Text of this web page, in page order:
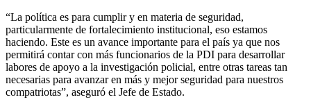
“La política es para cumplir y en materia de seguridad,
particularmente de fortalecimiento institucional, eso estamos
haciendo. Este es un avance importante para el país ya que nos
permitirá contar con más funcionarios de la PDI para desarrollar
labores de apoyo a la investigación policial, entre otras tareas tan
necesarias para avanzar en más y mejor seguridad para nuestros
compatriotas”, aseguró el Jefe de Estado.